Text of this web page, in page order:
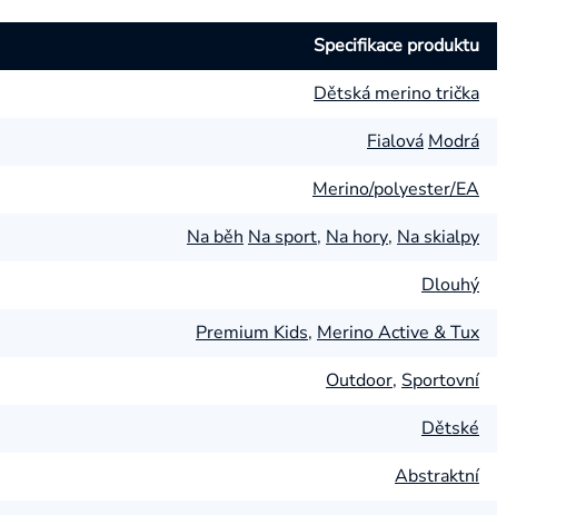
Specifikace produktu
Dětská merino trička
Fialová Modrá
Merino/polyester/EA
Na běh Na sport, Na hory, Na skialpy
Dlouhý
Premium Kids, Merino Active & Tux
Outdoor, Sportovní
Dětské
Abstraktní